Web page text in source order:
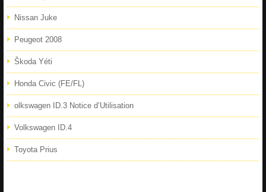
Nissan Juke
Peugeot 2008
Škoda Yéti
Honda Civic (FE/FL)
olkswagen ID.3 Notice d’Utilisation
Volkswagen ID.4
Toyota Prius